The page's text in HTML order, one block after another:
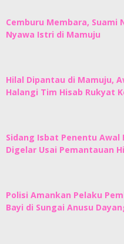
Cemburu Membara, Suami
Nyawa Istri di Mamuju
Hilal Dipantau di Mamuju,
Halangi Tim Hisab Rukyat
Sidang Isbat Penentu Awal
Digelar Usai Pemantauan
Polisi Amankan Pelaku
Bayi di Sungai Anusu